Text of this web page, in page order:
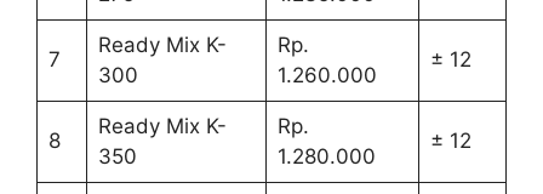
7
Ready Mix K-
300
Rp.
1.260.000
± 12
8
Ready Mix K-
350
Rp.
1.280.000
± 12